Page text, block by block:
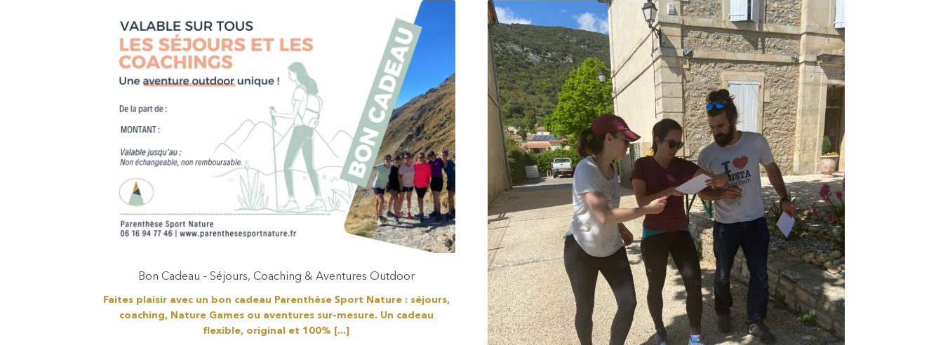
Bon Cadeau – Séjours, Coaching & Aventures Outdoor
Faites plaisir avec un bon cadeau Parenthèse Sport Nature : séjours,
coaching, Nature Games ou aventures sur-mesure. Un cadeau
flexible, original et 100% [...]